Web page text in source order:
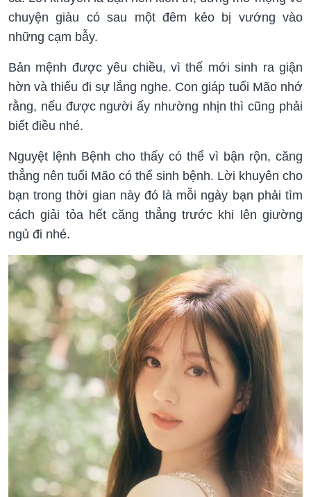
chuyện giàu có sau một đêm kẻo bị vướng vào
những cạm bẫy.
Bản mệnh được yêu chiều, vì thế mới sinh ra giận
hờn và thiếu đi sự lắng nghe. Con giáp tuổi Mão nhớ
rằng, nếu được người ấy nhường nhịn thì cũng phải
biết điều nhé.
Nguyệt lệnh Bệnh cho thấy có thể vì bận rộn, căng
thẳng nên tuổi Mão có thể sinh bệnh. Lời khuyên cho
bạn trong thời gian này đó là mỗi ngày bạn phải tìm
cách giải tỏa hết căng thẳng trước khi lên giường
ngủ đi nhé.